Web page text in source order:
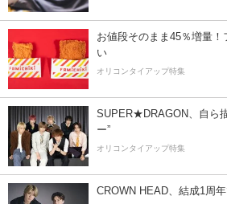
お値段そのまま45％増量
い
オリコンタイアップ特集
SUPER★DRAGON、自ら
ー”
オリコンタイアップ特集
CROWN HEAD、結成1周